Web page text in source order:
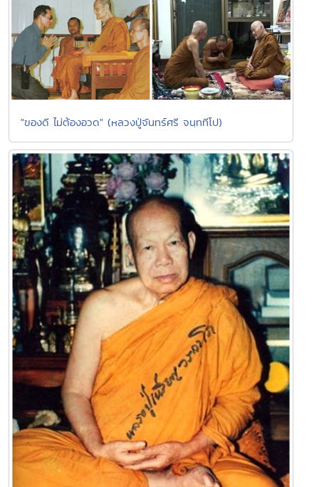
"ของดี ไม่ต้องอวด" (หลวงปู่จันทร์ศรี จนฺททีโป)